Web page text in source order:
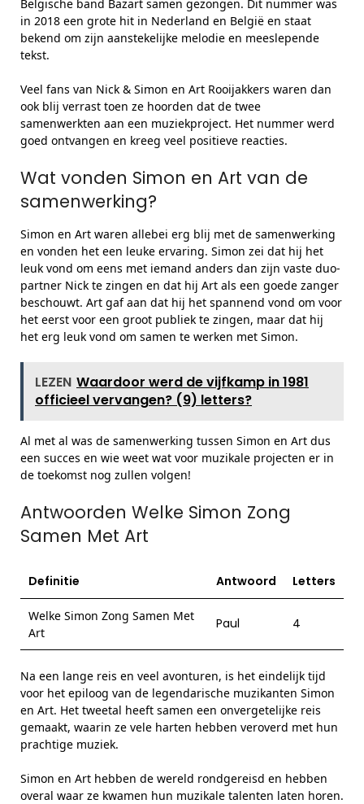
Belgische band Bazart samen gezongen. Dit nummer was
in 2018 een grote hit in Nederland en België en staat
bekend om zijn aanstekelijke melodie en meeslepende
tekst.
Veel fans van Nick & Simon en Art Rooijakkers waren dan
ook blij verrast toen ze hoorden dat de twee
samenwerkten aan een muziekproject. Het nummer werd
goed ontvangen en kreeg veel positieve reacties.
Wat vonden Simon en Art van de
samenwerking?
Simon en Art waren allebei erg blij met de samenwerking
en vonden het een leuke ervaring. Simon zei dat hij het
leuk vond om eens met iemand anders dan zijn vaste duo-
partner Nick te zingen en dat hij Art als een goede zanger
beschouwt. Art gaf aan dat hij het spannend vond om voor
het eerst voor een groot publiek te zingen, maar dat hij
het erg leuk vond om samen te werken met Simon.
LEZEN Waardoor werd de vijfkamp in 1981
officieel vervangen? (9) letters?
Al met al was de samenwerking tussen Simon en Art dus
een succes en wie weet wat voor muzikale projecten er in
de toekomst nog zullen volgen!
Antwoorden Welke Simon Zong
Samen Met Art
Definitie Antwoord Letters
Welke Simon Zong Samen Met
Art
Paul 4
Na een lange reis en veel avonturen, is het eindelijk tijd
voor het epiloog van de legendarische muzikanten Simon
en Art. Het tweetal heeft samen een onvergetelijke reis
gemaakt, waarin ze vele harten hebben veroverd met hun
prachtige muziek.
Simon en Art hebben de wereld rondgereisd en hebben
overal waar ze kwamen hun muzikale talenten laten horen.